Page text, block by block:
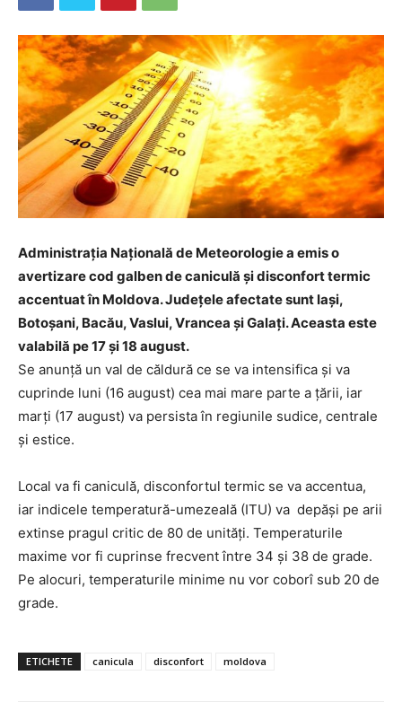
Administrația Națională de Meteorologie a emis o
avertizare cod galben de caniculă și disconfort termic
accentuat în Moldova. Județele afectate sunt Iași,
Botoșani, Bacău, Vaslui, Vrancea și Galați. Aceasta este
valabilă pe 17 și 18 august.
Se anunță un val de căldură ce se va intensifica și va
cuprinde luni (16 august) cea mai mare parte a țării, iar
marți (17 august) va persista în regiunile sudice, centrale
și estice.
Local va fi caniculă, disconfortul termic se va accentua,
iar indicele temperatură-umezeală (ITU) va depăși pe arii
extinse pragul critic de 80 de unități. Temperaturile
maxime vor fi cuprinse frecvent între 34 și 38 de grade.
Pe alocuri, temperaturile minime nu vor coborî sub 20 de
grade.
ETICHETE canicula disconfort moldova